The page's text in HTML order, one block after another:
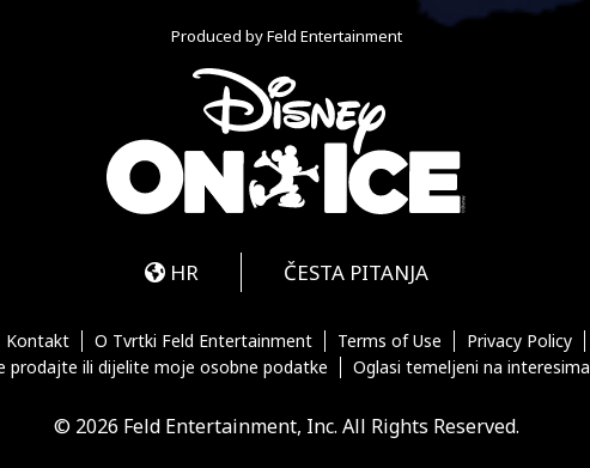
Produced by Feld Entertainment
HR ČESTA PITANJA
Kontakt O Tvrtki Feld Entertainment Terms of Use Privacy Policy
prodajte ili dijelite moje osobne podatke
Oglasi temeljeni na interesima
© 2026 Feld Entertainment, Inc. All Rights Reserved.